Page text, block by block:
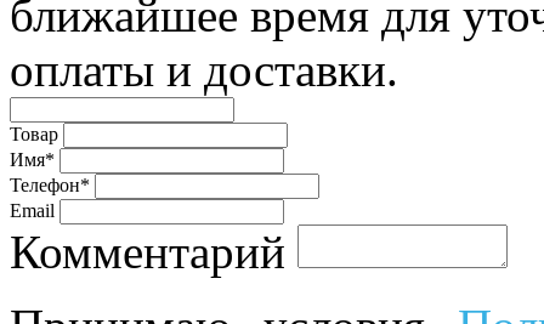
ближайшее время для
оплаты и доставки.
Товар
Имя*
Телефон*
Email
Комментарий